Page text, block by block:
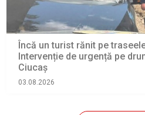
Încă un turist rănit pe
Intervenție de urgență pe
Ciucaș
03.08.2026